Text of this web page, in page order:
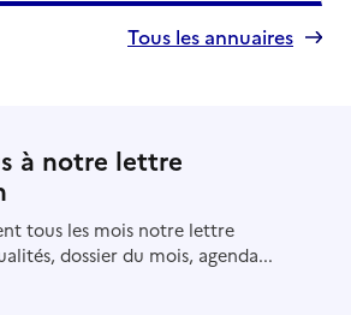
Tous les annuaires
à notre lettre
tous les mois notre lettre
dossier du mois, agenda...